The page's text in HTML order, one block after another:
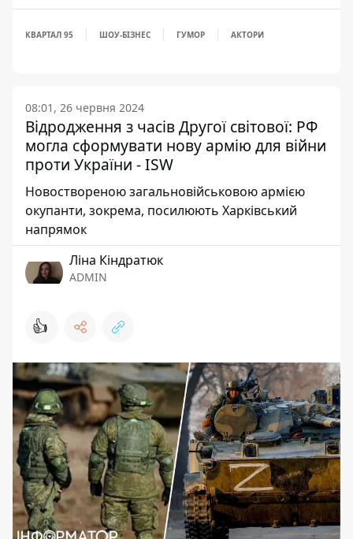
КВАРТАЛ 95 ШОУ-БІЗНЕС ГУМОР АКТОРИ
08:01, 26 червня 2024
Відродження з часів Другої світової: РФ
могла сформувати нову армію для війни
проти України - ISW
Новоствореною загальновійськовою армією
окупанти, зокрема, посилюють Харківський
напрямок
Ліна Кіндратюк
ADMIN
👍